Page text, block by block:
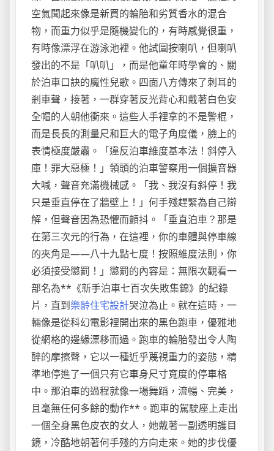
空氣聞起來像是新買的輪胎和劣質香水的混合
物，而重力似乎是隨機變化的，有時感覺很重，
有時像漂浮在游泳池裡。他試圖按喇叭，但喇叭
發出的不是「叭叭」，而是他童年時學會的、關
於泊車口訣的魔性兒歌。四面八方傳來了刺耳的
剎車聲，接著，一群穿著反光背心和戴著白色安
全帽的人朝他衝來。這些人手裡拿的不是警棍，
而是長長的測量尺和巨大的電子角度儀，臉上的
表情極度嚴肅。「違反泊車維度基本法！斜停入
庫！罪大惡極！」領頭的泊車警察用一個擴音器
大喊，聲音充滿機械感。「我、我沒有斜停！我
只是垂直停在了牆壁上！」何手殘趕緊為自己辯
解，但聲音因為恐懼而顫抖。「垂直泊車？那是
在第三次元的行為，在這裡，你的車體與停車線
的夾角是——八十九點七度！按照維度法則，你
必須接受懲罰！」懲罰的內容是：無限次觀看一
部名為**《新手泊車七百次失敗集錦》的紀錄
片，直到樂齡住宅設計哭泣為止。就在這時，一
輛像是從科幻電影裡開出來的黑色跑車，優雅地
從網格的邊緣漂移而過。跑車的輪胎發出令人陶
醉的摩擦聲，它以一種近乎蔑視重力的姿態，精
準地停進了一個只有它車身尺寸寬度的停車格
中。那泊車的過程就像一場舞蹈，流暢、完美，
且毫無任何多餘的動作**。跑車的駕駛座上走出
一個全身黑色皮衣的女人，她戴著一副透明護目
鏡，冷酷地朝著何手殘的方向走來。她的步伐優